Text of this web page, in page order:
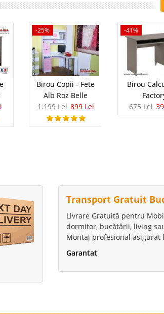
-25%
Birou Copii - Fete
Alb Roz Belle
1.199 Lei 899 Lei
-41%
Birou
675 Lei
Transport Gratuit
Livrare Gratuită pentru
dormitor, bucătării, living
Montaj profesional asigurat
Garantat